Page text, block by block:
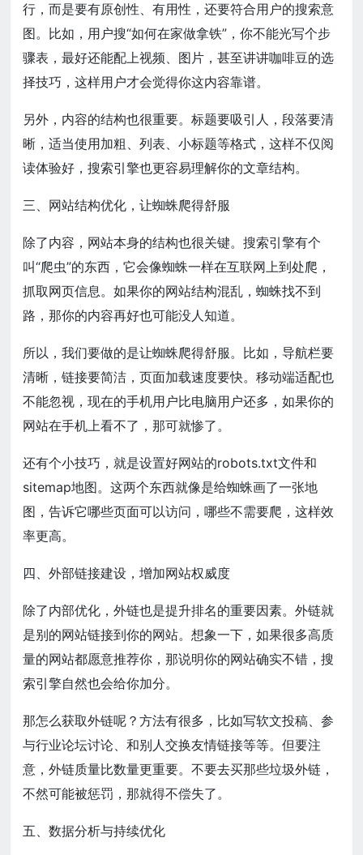
行，而是要有原创性、有用性，还要符合用户的搜索意
图。比如，用户搜“如何在家做拿铁”，你不能光写个步
骤表，最好还能配上视频、图片，甚至讲讲咖啡豆的选
择技巧，这样用户才会觉得你这内容靠谱。
另外，内容的结构也很重要。标题要吸引人，段落要清
晰，适当使用加粗、列表、小标题等格式，这样不仅阅
读体验好，搜索引擎也更容易理解你的文章结构。
三、网站结构优化，让蜘蛛爬得舒服
除了内容，网站本身的结构也很关键。搜索引擎有个
叫“爬虫”的东西，它会像蜘蛛一样在互联网上到处爬，
抓取网页信息。如果你的网站结构混乱，蜘蛛找不到
路，那你的内容再好也可能没人知道。
所以，我们要做的是让蜘蛛爬得舒服。比如，导航栏要
清晰，链接要简洁，页面加载速度要快。移动端适配也
不能忽视，现在的手机用户比电脑用户还多，如果你的
网站在手机上看不了，那可就惨了。
还有个小技巧，就是设置好网站的robots.txt文件和
sitemap地图。这两个东西就像是给蜘蛛画了一张地
图，告诉它哪些页面可以访问，哪些不需要爬，这样效
率更高。
四、外部链接建设，增加网站权威度
除了内部优化，外链也是提升排名的重要因素。外链就
是别的网站链接到你的网站。想象一下，如果很多高质
量的网站都愿意推荐你，那说明你的网站确实不错，搜
索引擎自然也会给你加分。
那怎么获取外链呢？方法有很多，比如写软文投稿、参
与行业论坛讨论、和别人交换友情链接等等。但要注
意，外链质量比数量更重要。不要去买那些垃圾外链，
不然可能被惩罚，那就得不偿失了。
五、数据分析与持续优化